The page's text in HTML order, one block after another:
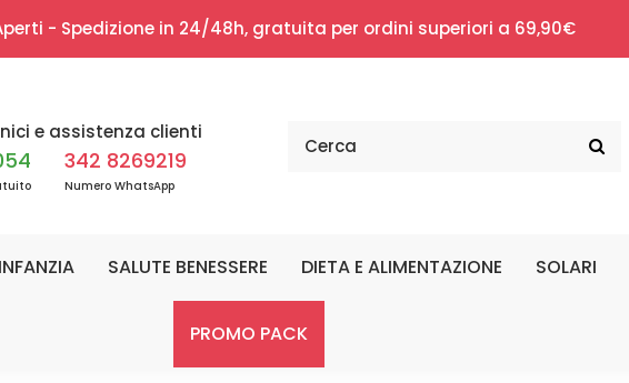
- Spedizione in 24/48h, gratuita per ordini superiori a 69,90€
e assistenza clienti
342 8269219
Numero WhatsApp
SALUTE BENESSERE DIETA E ALIMENTAZIONE SOLARI
PROMO PACK